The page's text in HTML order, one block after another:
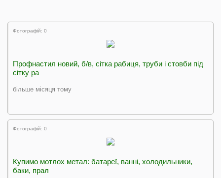
Фотографій: 0
Профнастил новий, б/в, сiтка рабиця, труби i стовби пiд
сiтку ра
більше місяця тому
Фотографій: 0
Купимо мотлох метал: батареї, ванні, холодильники,
баки, прал